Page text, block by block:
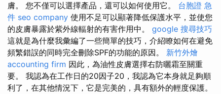
膚。 您不僅可以選擇產品，還可以如何使用它。 台胞證 急
件 seo company 使用不足可以顯著降低保護水平，並使您
的皮膚暴露於紫外線輻射的有害作用中。 google 搜尋技巧
這就是為什麼我彙編了一些簡單的技巧，介紹瞭如何在避免
頻繁錯誤的同時完全刪除SPF的功能的原因。 新竹外燴
accounting firm 因此，為油性皮膚選擇右防曬霜至關重
要。 我認為在工作日的20因子20，我認為它本身就足夠順
利了，在其他情況下，它是完美的，具有額外的輕度保護。